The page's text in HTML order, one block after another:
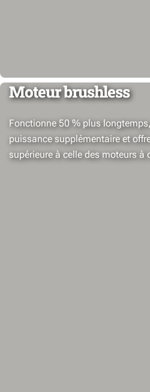
Moteur brushless
Fonctionne 50 % plus
puissance supplémentaire et
supérieure à celle des moteurs